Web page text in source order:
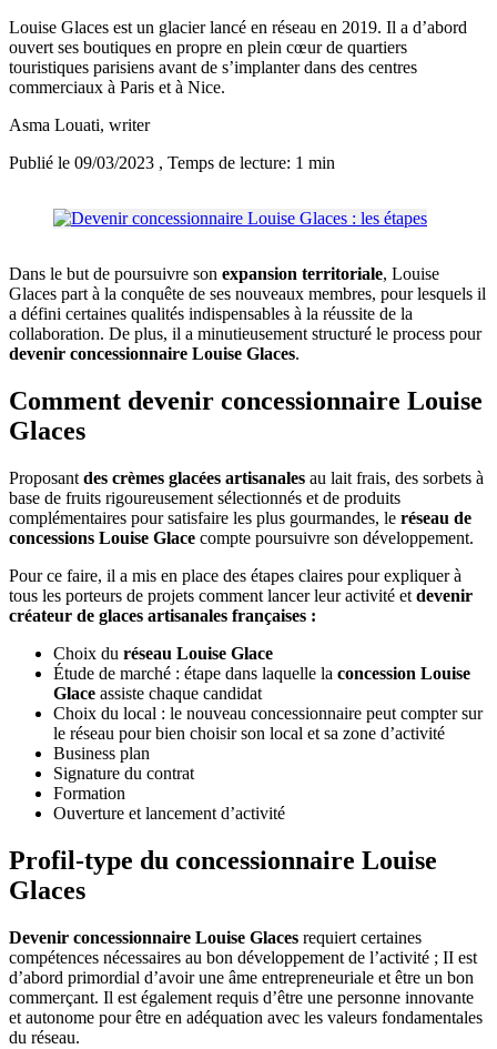
Louise Glaces est un glacier lancé en réseau en 2019. Il a d’abord
ouvert ses boutiques en propre en plein cœur de quartiers
touristiques parisiens avant de s’implanter dans des centres
commerciaux à Paris et à Nice.
Asma Louati, writer
Publié le 09/03/2023 , Temps de lecture: 1 min
Dans le but de poursuivre son expansion territoriale, Louise
Glaces part à la conquête de ses nouveaux membres, pour lesquels il
a défini certaines qualités indispensables à la réussite de la
collaboration. De plus, il a minutieusement structuré le process pour
devenir concessionnaire Louise Glaces.
Comment devenir concessionnaire Louise
Glaces
Proposant des crèmes glacées artisanales au lait frais, des sorbets à
base de fruits rigoureusement sélectionnés et de produits
complémentaires pour satisfaire les plus gourmandes, le réseau de
concessions Louise Glace compte poursuivre son développement.
Pour ce faire, il a mis en place des étapes claires pour expliquer à
tous les porteurs de projets comment lancer leur activité et devenir
créateur de glaces artisanales françaises :
Choix du réseau Louise Glace
Étude de marché : étape dans laquelle la concession Louise
Glace assiste chaque candidat
Choix du local : le nouveau concessionnaire peut compter sur
le réseau pour bien choisir son local et sa zone d’activité
Business plan
Signature du contrat
Formation
Ouverture et lancement d’activité
Profil-type du concessionnaire Louise
Glaces
Devenir concessionnaire Louise Glaces requiert certaines
compétences nécessaires au bon développement de l’activité ; II est
d’abord primordial d’avoir une âme entrepreneuriale et être un bon
commerçant. Il est également requis d’être une personne innovante
et autonome pour être en adéquation avec les valeurs fondamentales
du réseau.